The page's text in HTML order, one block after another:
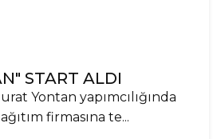
START ALDI
Yontan yapımcılığında
firmasına te...